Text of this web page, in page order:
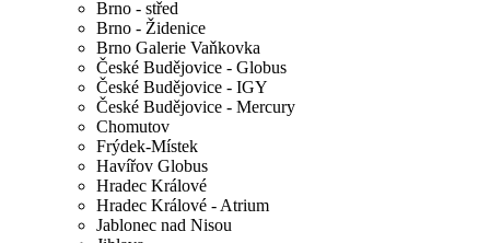
Brno - střed
Brno - Židenice
Brno Galerie Vaňkovka
České Budějovice - Globus
České Budějovice - IGY
České Budějovice - Mercury
Chomutov
Frýdek-Místek
Havířov Globus
Hradec Králové
Hradec Králové - Atrium
Jablonec nad Nisou